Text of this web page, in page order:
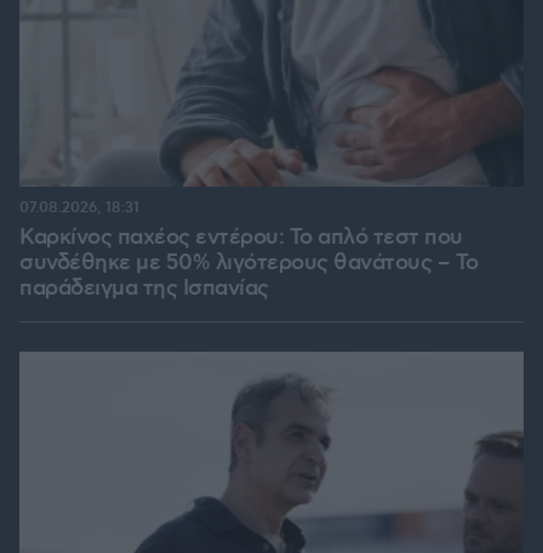
Καρκίνος παχέος εντέρου: Το απλό τεστ που
συνδέθηκε με 50% λιγότερους θανάτους – Το
παράδειγμα της Ισπανίας
07.08.2026, 18:31